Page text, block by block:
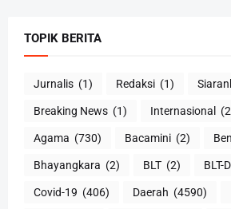
TOPIK BERITA
Jurnalis (1) Redaksi (1)
Breaking News (1) Internasional
Agama (730) Bacamini (2)
Bhayangkara (2) BLT (2) BLT-
Covid-19 (406) Daerah (4590)